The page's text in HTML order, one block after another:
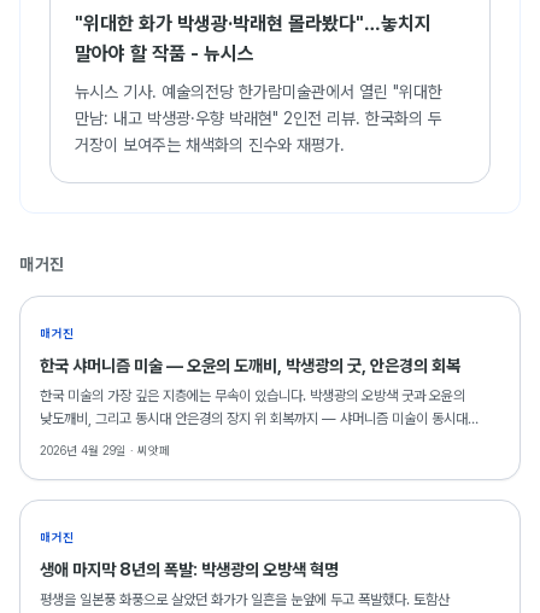
"위대한 화가 박생광·박래현 몰라봤다"…놓치지
말아야 할 작품 - 뉴시스
뉴시스 기사. 예술의전당 한가람미술관에서 열린 "위대한
만남: 내고 박생광·우향 박래현" 2인전 리뷰. 한국화의 두
거장이 보여주는 채색화의 진수와 재평가.
매거진
매거진
한국 샤머니즘 미술 — 오윤의 도깨비, 박생광의 굿, 안은경의 회복
한국 미술의 가장 깊은 지층에는 무속이 있습니다. 박생광의 오방색 굿과 오윤의
낮도깨비, 그리고 동시대 안은경의 장지 위 회복까지 — 샤머니즘 미술이 동시대
거실에서도 의미를 갖는 이유를 씨앗페 소장 작품으로 읽습니다.
2026년 4월 29일 · 씨앗페
매거진
생애 마지막 8년의 폭발: 박생광의 오방색 혁명
평생을 일본풍 화풍으로 살았던 화가가 일흔을 눈앞에 두고 폭발했다. 토함산